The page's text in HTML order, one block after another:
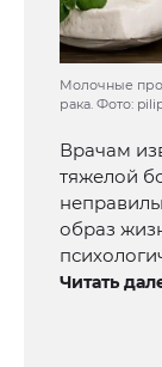
Молочные
рака. Фото:
Врачам
тяжелой
образ
Читать